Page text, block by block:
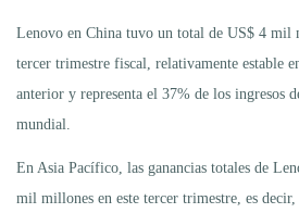
Lenovo en China tuvo un total de US$ 4 mil
tercer trimestre fiscal, relativamente estable
anterior y representa el 37% de los ingresos
mundial.
En Asia Pacífico, las ganancias totales de
mil millones en este tercer trimestre, es